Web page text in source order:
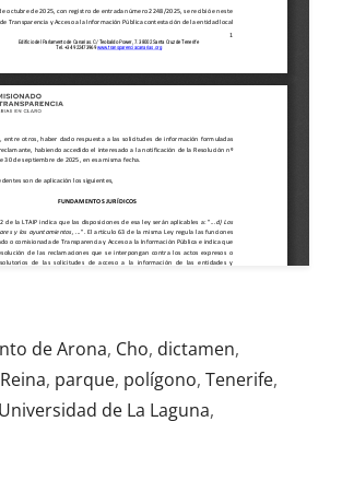
de Arona, Cho, dictamen,
, parque, polígono, Tenerife,
Universidad de La Laguna,